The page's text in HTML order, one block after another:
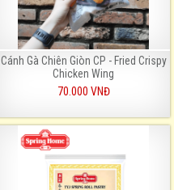
Cánh Gà Chiên Giòn CP - Fried Crispy
Chicken Wing
70.000 VNĐ